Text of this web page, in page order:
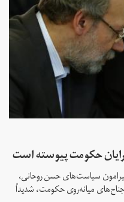
حکومت پیوسته است
سیاست‌های حسن روحانی،
میانه‌روی حکومت، شدیداً